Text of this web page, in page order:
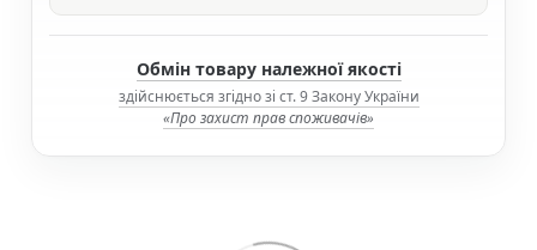
Обмін товару належної якості
здійснюється згідно зі ст. 9 Закону України
«Про захист прав споживачів»